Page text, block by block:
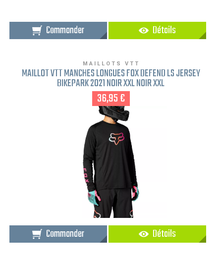
Commander Détails
MAILLOTS VTT
MAILLOT VTT MANCHES LONGUES FOX DEFEND LS JERSEY
BIKEPARK 2021 NOIR XXL NOIR XXL
36,95 €
Commander Détails